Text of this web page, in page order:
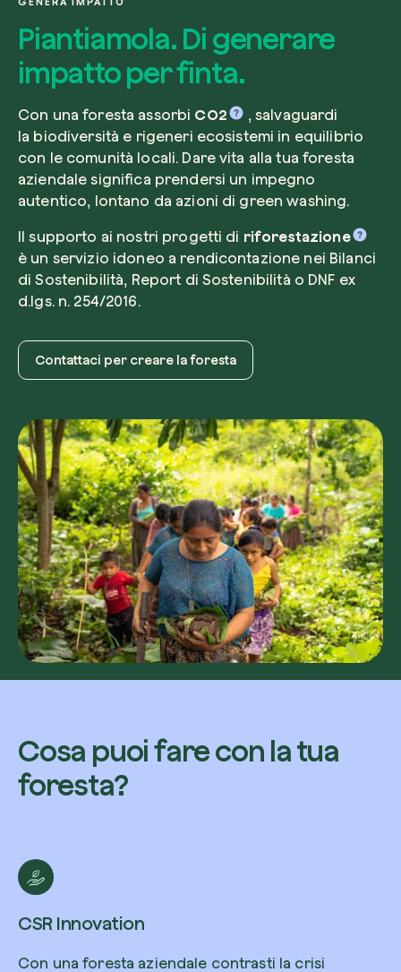
Piantiamola. Di generare
impatto per finta.
Con una foresta assorbi CO2
, salvaguardi
la biodiversità e rigeneri ecosistemi in equilibrio
con le comunità locali. Dare vita alla tua foresta
aziendale significa prendersi un impegno
autentico, lontano da azioni di green washing.
Il supporto ai nostri progetti di riforestazione
è un servizio idoneo a rendicontazione nei Bilanci
di Sostenibilità, Report di Sostenibilità o DNF ex
d.lgs. n. 254/2016.
Contattaci per creare la foresta
Cosa puoi fare con la tua
foresta?
CSR Innovation
Con una foresta aziendale contrasti la crisi
Pianta un albero
Pianta, adotta o regala un albero. Scegli tra
specie.
Piantalo ora
Esplora la mappa
Guarda i tuoi alberi crescere dallo spazio
tecnologia satellitare.
Inizia a esplorare
da zeroCO2
Accetto l’informativa sullaPrivacydi
Non compilare questo campo
Farti un giro sul nostro magazine